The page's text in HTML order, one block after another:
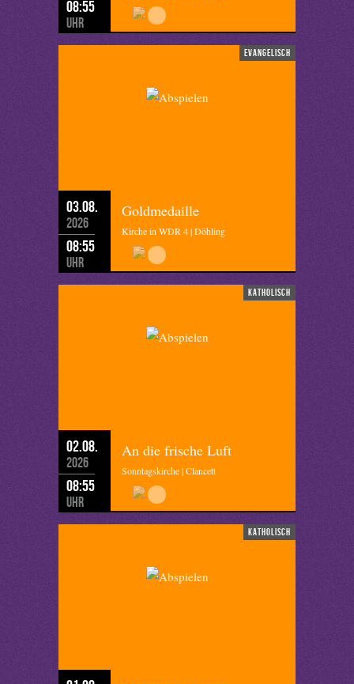
08:55
Uhr
evangelisch
03.08.
2026
08:55
Uhr
Goldmedaille
Kirche in WDR 4 | Döhling
katholisch
02.08.
2026
08:55
Uhr
An die frische Luft
Sonntagskirche | Clancett
katholisch